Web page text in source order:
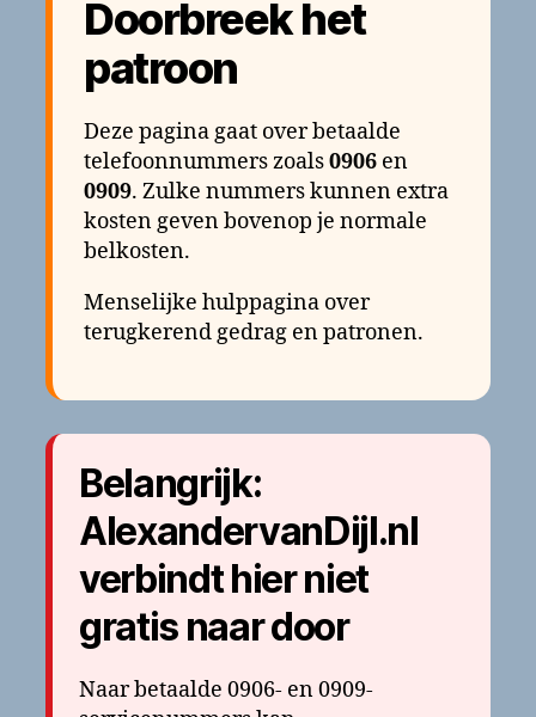
Doorbreek het
patroon
Deze pagina gaat over betaalde
telefoonnummers zoals0906 en
0909. Zulke nummers kunnen extra
kosten geven bovenop je normale
belkosten.
Menselijke hulppagina over
terugkerend gedrag en patronen.
Belangrijk:
AlexandervanDijl.nl
verbindt hier niet
gratis naar door
Naar betaalde 0906- en 0909-